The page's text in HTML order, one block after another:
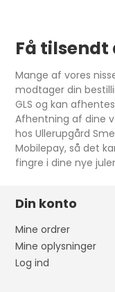
Få
Mange af vores
modtager din
GLS og kan
Afhentning af dine
hos Ullerupgård
Mobilepay, så det
fingre i dine nye
Din konto
Mine ordrer
Mine oplysninger
Log ind